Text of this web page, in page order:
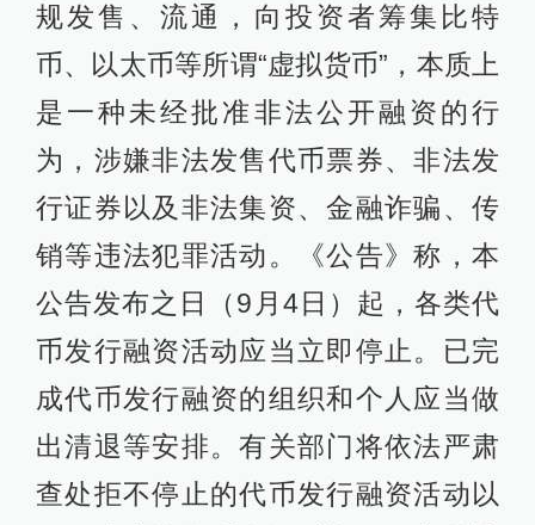
规发售、流通，向投资者筹集比特
币、以太币等所谓“虚拟货币”，本质上
是一种未经批准非法公开融资的行
为，涉嫌非法发售代币票券、非法发
行证券以及非法集资、金融诈骗、传
销等违法犯罪活动。《公告》称，本
公告发布之日（9月4日）起，各类代
币发行融资活动应当立即停止。已完
成代币发行融资的组织和个人应当做
出清退等安排。有关部门将依法严肃
查处拒不停止的代币发行融资活动以